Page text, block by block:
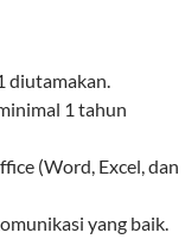
diutamakan.
1 tahun
(Word, Excel, dan
yang baik.